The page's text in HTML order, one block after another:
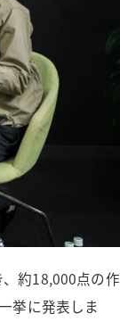
約18,000点の作
挙に発表しま